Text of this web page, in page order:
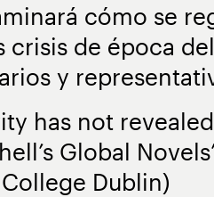
cómo se
crisis de época del
y
has not
Global
Dublin)